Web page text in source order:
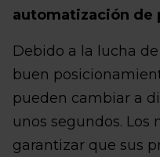
automatización de
Debido a la lucha
buen
pueden cambiar a
unos segundos. Los
garantizar que sus